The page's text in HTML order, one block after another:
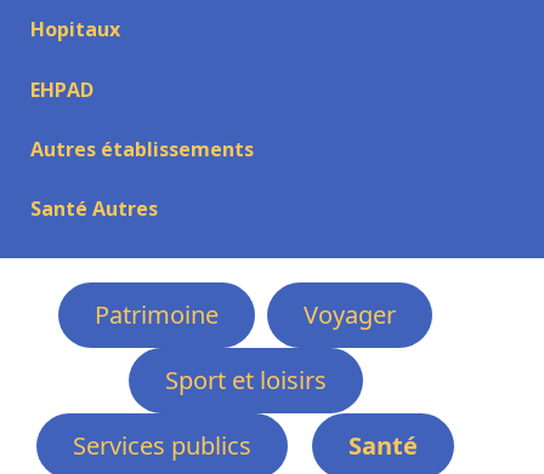
Hopitaux
EHPAD
Autres établissements
Santé Autres
Patrimoine
Voyager
Sport et loisirs
Services publics
Santé